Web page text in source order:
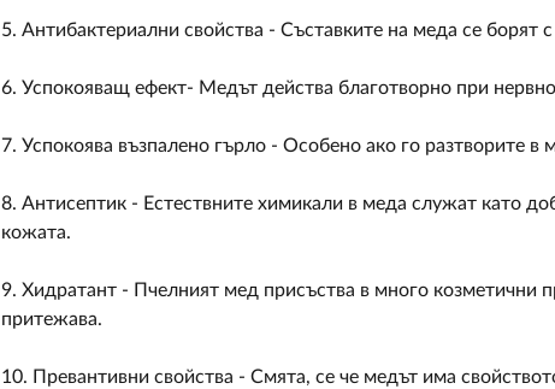
5. Антибактериални свойства - Съставките на меда се борят
6. Успокояващ ефект- Медът действа благотворно при
7. Успокоява възпалено гърло - Особено ако го разтворите в
8. Антисептик - Естествните химикали в меда служат като
кожата.
9. Хидратант - Пчелният мед присъства в много козметични
притежава.
10. Превантивни свойства - Смята, се че медът има